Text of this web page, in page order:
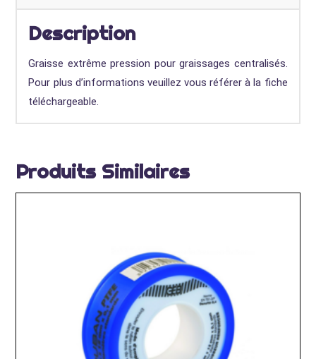
Description
Graisse extrême pression pour graissages centralisés.
Pour plus d’informations veuillez vous référer à la fiche
téléchargeable.
Produits Similaires